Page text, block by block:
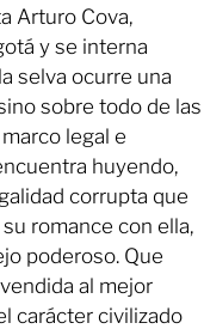
Arturo Cova,
y se interna
selva ocurre una
sobre todo de las
legal e
huyendo,
corrupta que
romance con ella,
poderoso. Que
al mejor
carácter civilizado